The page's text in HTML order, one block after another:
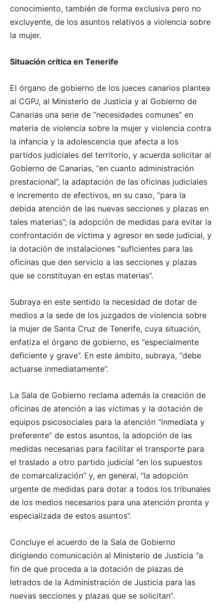
conocimiento, también de forma exclusiva pero no
excluyente, de los asuntos relativos a violencia sobre
la mujer.
Situación crítica en Tenerife
El órgano de gobierno de los jueces canarios plantea
al CGPJ, al Ministerio de Justicia y al Gobierno de
Canarias una serie de “necesidades comunes” en
materia de violencia sobre la mujer y violencia contra
la infancia y la adolescencia que afecta a los
partidos judiciales del territorio, y acuerda solicitar al
Gobierno de Canarias, “en cuanto administración
prestacional”, la adaptación de las oficinas judiciales
e incremento de efectivos, en su caso, “para la
debida atención de las nuevas secciones y plazas en
tales materias”; la adopción de medidas para evitar la
confrontación de víctima y agresor en sede judicial, y
la dotación de instalaciones “suficientes para las
oficinas que den servicio a las secciones y plazas
que se constituyan en estas materias”.
Subraya en este sentido la necesidad de dotar de
medios a la sede de los juzgados de violencia sobre
la mujer de Santa Cruz de Tenerife, cuya situación,
enfatiza el órgano de gobierno, es “especialmente
deficiente y grave”. En este ámbito, subraya, “debe
actuarse inmediatamente”.
La Sala de Gobierno reclama además la creación de
oficinas de atención a las víctimas y la dotación de
equipos psicosociales para la atención “inmediata y
preferente” de estos asuntos, la adopción de las
medidas necesarias para facilitar el transporte para
el traslado a otro partido judicial “en los supuestos
de comarcalización” y, en general, “la adopción
urgente de medidas para dotar a todos los tribunales
de los medios necesarios para una atención pronta y
especializada de estos asuntos”.
Concluye el acuerdo de la Sala de Gobierno
dirigiendo comunicación al Ministerio de Justicia “a
fin de que proceda a la dotación de plazas de
letrados de la Administración de Justicia para las
nuevas secciones y plazas que se solicitan”.